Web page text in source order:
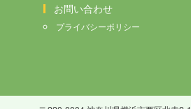
お問い合わせ
プライバシーポリシー